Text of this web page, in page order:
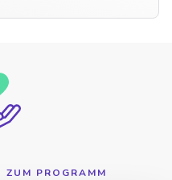
PROGRAMM